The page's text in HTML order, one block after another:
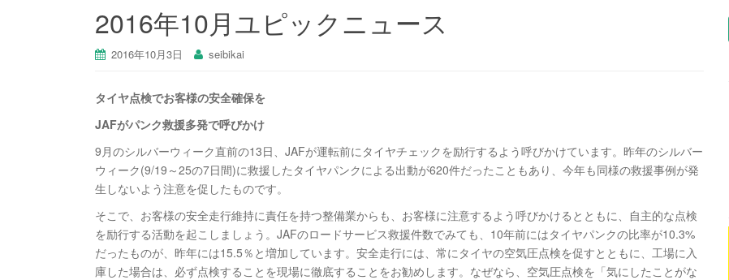
2016年10月ユピックニュース
2016年10月3日 seibikai
タイヤ点検でお客様の安全確保を
JAFがパンク救援多発で呼びかけ
9月のシルバーウィーク直前の13日、JAFが運転前にタイヤチェックを励行するよう呼びかけています。昨年のシルバー
ウィーク(9/19～25の7日間)に救援したタイヤパンクによる出動が620件だったこともあり、今年も同様の救援事例が発
生しないよう注意を促したものです。
そこで、お客様の安全走行維持に責任を持つ整備業からも、お客様に注意するよう呼びかけるとともに、自主的な点検
を励行する活動を起こしましょう。JAFのロードサービス救援件数でみても、10年前にはタイヤパンクの比率が10.3%
だったものが、昨年には15.5％と増加しています。安全走行には、常にタイヤの空気圧点検を促すとともに、工場に入
庫した場合は、必ず点検することを現場に徹底することをお勧めします。なぜなら、空気圧点検を「気にしたことがな